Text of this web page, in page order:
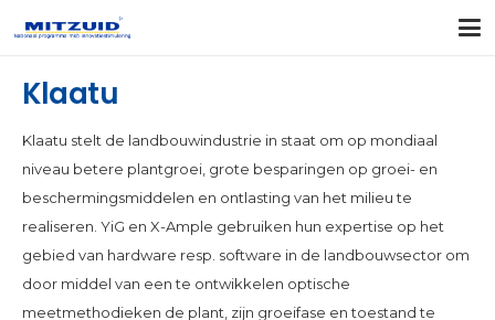
Klaatu
Klaatu stelt de landbouwindustrie in staat om op mondiaal
niveau betere plantgroei, grote besparingen op groei- en
beschermingsmiddelen en ontlasting van het milieu te
realiseren. YiG en X-Ample gebruiken hun expertise op het
gebied van hardware resp. software in de landbouwsector om
door middel van een te ontwikkelen optische
meetmethodieken de plant, zijn groeifase en toestand te